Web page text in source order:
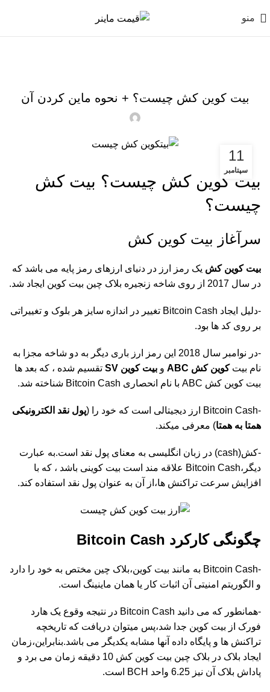
منو
بیت کوین کش چیست؟ + نحوه ماین کردن آن
11
سپتامبر
بیت کوین کش چیست؟ بیت کش
چیست؟
سرآغاز بیت کوین کش
بیت کوین کش یک رمز ارز در دنیای ارزهای رمز پایه می باشد که
در سال 2017 از روی شاخه زنجیره بلاک چین بیت کوین ایجاد شد.
-دلیل ایجاد Bitcoin Cash تغییر در اندازه سایز هر بلوک و تغییراتی
بر روی کد ها بود.
-در نوامبر سال 2018 این رمز ارز باری دیگر به دو شاخه مجزا به
نام بیتکوین کش ABC و بیت کوین SV
تقسیم شده ، که بعد ها
بیت کوین کش ABC با نام انحصاری Bitcoin Cash شناخته شد.
-Bitcoin Cash ارز دیجیتالی است که خود را (
پول نقد الکترونیکی
همتا به همتا) معرفی میکند.
-کش(cash) در زبان انگلیسی به معنای پول نقد است.به عبارت
دیگر،Bitcoin Cash علاقه مند است بیت کوینی باشد ، که با
افزایش سرعت تراکنش ها،از آن به عنوان پول نقد استفاده کند.
چگونگی کارکرد Bitcoin Cash
-Bitcoin Cash به مانند بیت کوین،بلاک چین مختص به خود را دارد
و الگوریتم امنیتی آن اثبات کار یا همان ماینینگ است.
-همانطور که می دانید Bitcoin Cash در نتیجه وقوع یک هارد
فورک از بیت کوین جدا شد،پس میتوان دریافت که تاریخچه
تراکنش ها و پایگاه داده آنها مشابه یکدیگر می باشد.بنابراین،زمان
ایجاد بلاک در بلاک چین بیت کوین کش 10 دقیقه زمان می برد و
پاداش بلاک آن نیز 6.25 واحد BCH است.